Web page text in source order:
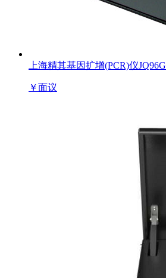
上海精其基因扩增(PCR)仪JQ96G
￥面议